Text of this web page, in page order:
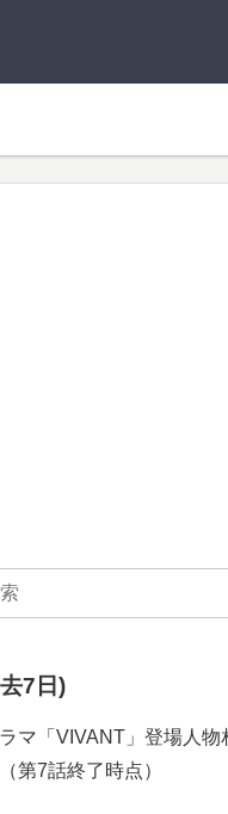
7日)
ラマ「VIVANT」登場人物
第7話終了時点）